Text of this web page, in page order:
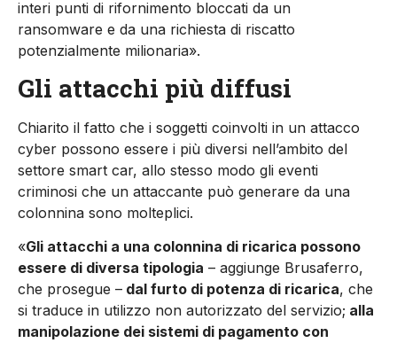
interi punti di rifornimento bloccati da un
ransomware e da una richiesta di riscatto
potenzialmente milionaria».
Gli attacchi più diffusi
Chiarito il fatto che i soggetti coinvolti in un attacco
cyber possono essere i più diversi nell’ambito del
settore smart car, allo stesso modo gli eventi
criminosi che un attaccante può generare da una
colonnina sono molteplici.
«Gli attacchi a una colonnina di ricarica possono
essere di diversa tipologia – aggiunge Brusaferro,
che prosegue – dal furto di potenza di ricarica, che
si traduce in utilizzo non autorizzato del servizio; alla
manipolazione dei sistemi di pagamento con